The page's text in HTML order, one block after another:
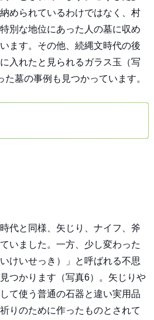
められているわけではなく、村
別な地位にあった人の墓に収め
ます。その他、続縄文時代の後
入れたと見られるガラス玉（写
墓の事例も見つかっています。
代と同様、矢じり、ナイフ、斧
いました。一方、少し変わった
けいせっき）」と呼ばれる不思
つかります（写真6）。矢じりや
て使う普通の石器と違い実用品
りのために作ったものとされて